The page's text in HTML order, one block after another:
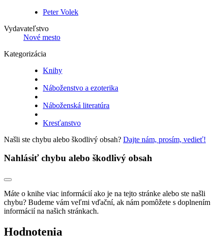
Peter Volek
Vydavateľstvo
Nové mesto
Kategorizácia
Knihy
Náboženstvo a ezoterika
Náboženská literatúra
Kresťanstvo
Našli ste chybu alebo škodlivý obsah? Dajte nám, prosím, vedieť!
Nahlásiť chybu alebo škodlivý obsah
Máte o knihe viac informácií ako je na tejto stránke alebo ste našli
chybu? Budeme vám veľmi vďační, ak nám pomôžete s doplnením
informácií na našich stránkach.
Hodnotenia